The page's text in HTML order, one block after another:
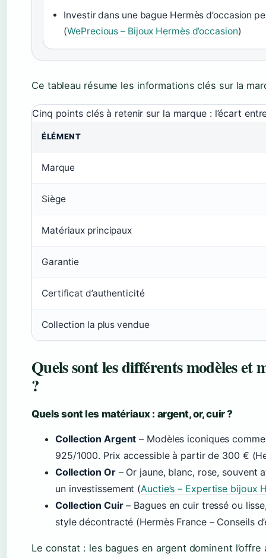
Investir dans une bague Hermès d’occasion
(WePrecious – Bijoux Hermès d’occasion)
Ce tableau résume les informations clés sur la
Cinq points clés à retenir sur la marque : l’écart
ÉLÉMENT
Marque
Siège
Matériaux principaux
Garantie
Certificat d’authenticité
Collection la plus vendue
Quels sont les différents modèles et
?
Quels sont les matériaux : argent, or, cuir ?
Collection Argent – Modèles iconiques
925/1000. Prix accessible à partir de 300 €
Collection Or– Or jaune, blanc, rose, souvent
un investissement (Auctie’s – Expertise bijoux
Collection Cuir– Bagues en cuir tressé ou
style décontracté (Hermès France – Conseils
Le constat : les bagues en argent dominent